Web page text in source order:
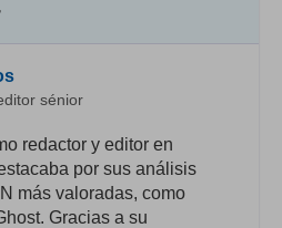
sénior
redactor y editor en
por sus análisis
más valoradas, como
Gracias a su